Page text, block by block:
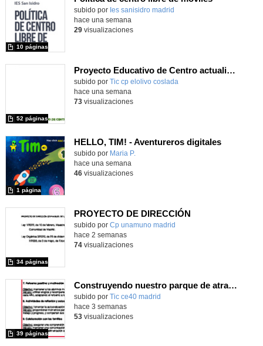
subido por Ies sanisidro madrid
10 páginas
hace una semana
29visualizaciones
Proyecto Educativo de Centro actualizado 2026
subido por Tic cp elolivo coslada
52 páginas
hace una semana
73visualizaciones
HELLO, TIM! - Aventureros digitales
Contenido educativo.
subido por Maria P.
1 página
hace una semana
46visualizaciones
PROYECTO DE DIRECCIÓN
Contenido educativo.
subido por Cp unamuno madrid
34 páginas
hace 2 semanas
74visualizaciones
Construyendo nuestro parque de atracciones
subido por Tic ce40 madrid
39 páginas
hace 3 semanas
53visualizaciones